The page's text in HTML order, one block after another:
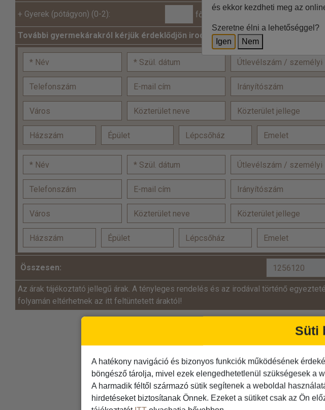
+ Gyerek (pótágyon) (0-2): fő x
További gyermekárakról kérjük érdeklődjön irodáinkban.
Összesen:
Az árak tájékoztató jellegű árak. A tényleges rendelés és az irodával történő
folyamán eltérhetnek az itt feltüntetett áraktól!
Süti
A hatékony navigáció és bizonyos funkciók működésének
böngésző tárolja, mivel ezek elengedhetetlenül szükségesek a
A harmadik féltől származó sütik segítenek a weboldal
hirdetéseket biztosítanak Önnek. Ezeket a sütiket csak az Ön
és ekkor kezdheti meg az
Szeretne élni a lehetőséggel?
Igen
Nem